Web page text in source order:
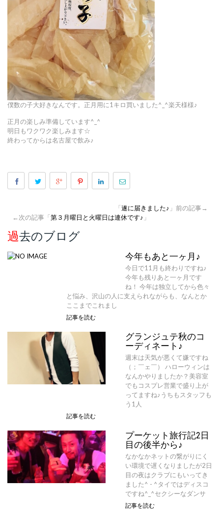
僕数の子大好きなんです。正月用に1キロ買いました^_^楽天様様♪
正月の楽しみ準備しています^_^
明日もワクワク楽しみます☆
終わってからは名古屋で飲み♪
「遂に届きました♪ 」前の記事→
←次の記事「第３月曜日と火曜日は連休です♪ 」
過去のブログ
今年もあと一ヶ月♪
今日で11月も終わりですね♪
今年も残りあと一ヶ月です
ね！ 今年は独立してから色々
と悩み、沢山の人に支えられながらも、なんとか
ここまでこれまし
記事を読む
グランジュテ秋のコ
ーディネート♪
週末は天気が悪くて嫌ですね
（；￣ェ￣） ハローウィンは
なんかやりましたか？美容室
でもコスプレ営業で盛り上が
ってますね♪うちもスタッフも
う1人
記事を読む
プーケット旅行記2日
目の後半から♪
なかなかネットの繋がりにく
い環境で遅くなりましたが2日
目の夜はクラブにもいってき
ました^ - ^タイではディスコ
ですね^_^セクシーなダンサ
記事を読む